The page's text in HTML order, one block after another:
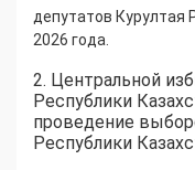
депутатов Курултая
2026 года.
2. Центральной
Республики
проведение
Республики